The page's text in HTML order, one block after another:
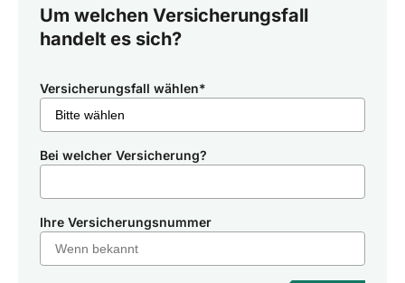
Um welchen Versicherungsfall
handelt es sich?
Versicherungsfall wählen*
Bei welcher Versicherung?
Ihre Versicherungsnummer